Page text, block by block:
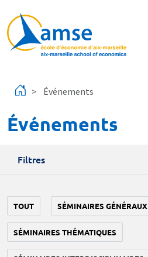
Événements
Événements
Filtres
TOUT SÉMINAIRES GÉNÉRAUX
SÉMINAIRES THÉMATIQUES